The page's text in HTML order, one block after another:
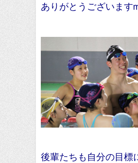
ありがとうございます
後輩たちも自分の目標